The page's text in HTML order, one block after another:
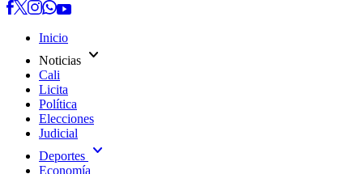
Inicio
Noticias expand_more
Cali
Licita
Política
Elecciones
Judicial
Deportes expand_more
Economía